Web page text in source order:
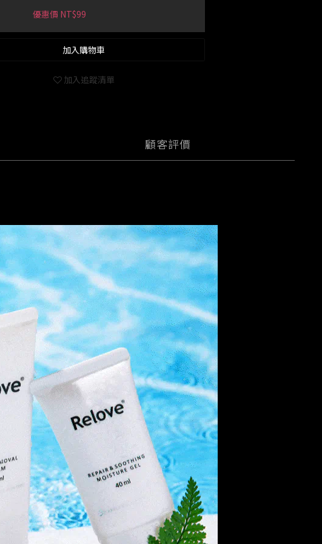
優惠價 NT$99
加入購物車
加入追蹤清單
顧客評價